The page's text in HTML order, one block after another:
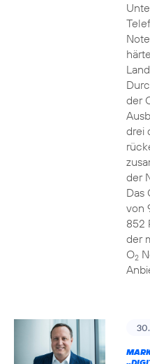
der
drei
der
Das
von
852
der
O2